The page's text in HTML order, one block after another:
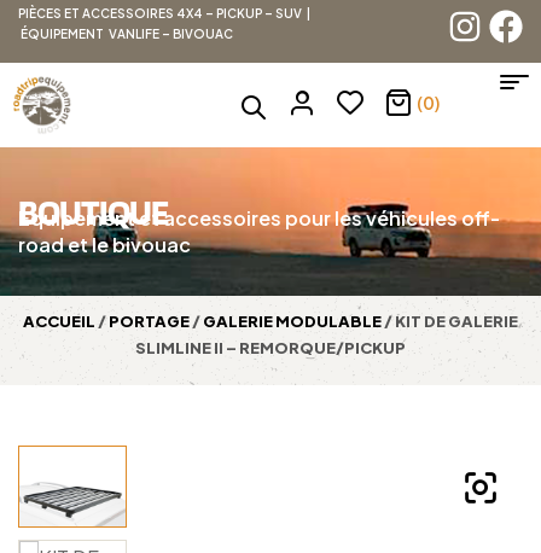
PIÈCES ET ACCESSOIRES 4X4 – PICKUP – SUV |
ÉQUIPEMENT VANLIFE – BIVOUAC
(0)
BOUTIQUE
Équipement et accessoires pour les véhicules off-
road et le bivouac
ACCUEIL /PORTAGE/GALERIE MODULABLE/ KIT DE GALERIE
SLIMLINE II – REMORQUE/PICKUP